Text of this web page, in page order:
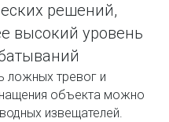
решений,
высокий уровень
ложных тревог и
объекта можно
извещателей.